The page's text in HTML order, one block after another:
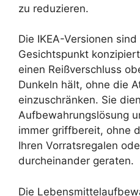
zu reduzieren.
Die IKEA-Versionen
Gesichtspunkt
einen Reißverschluss
Dunkeln hält, ohne die
einzuschränken. Sie
Aufbewahrungslösung
immer griffbereit, ohne
Ihren Vorratsregalen
durcheinander geraten.
Die